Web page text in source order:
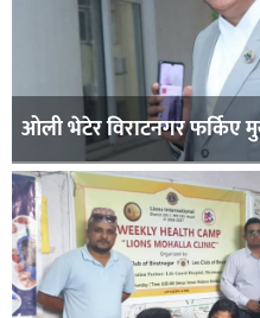
ओली भेटेर विराटनगर फर्किए